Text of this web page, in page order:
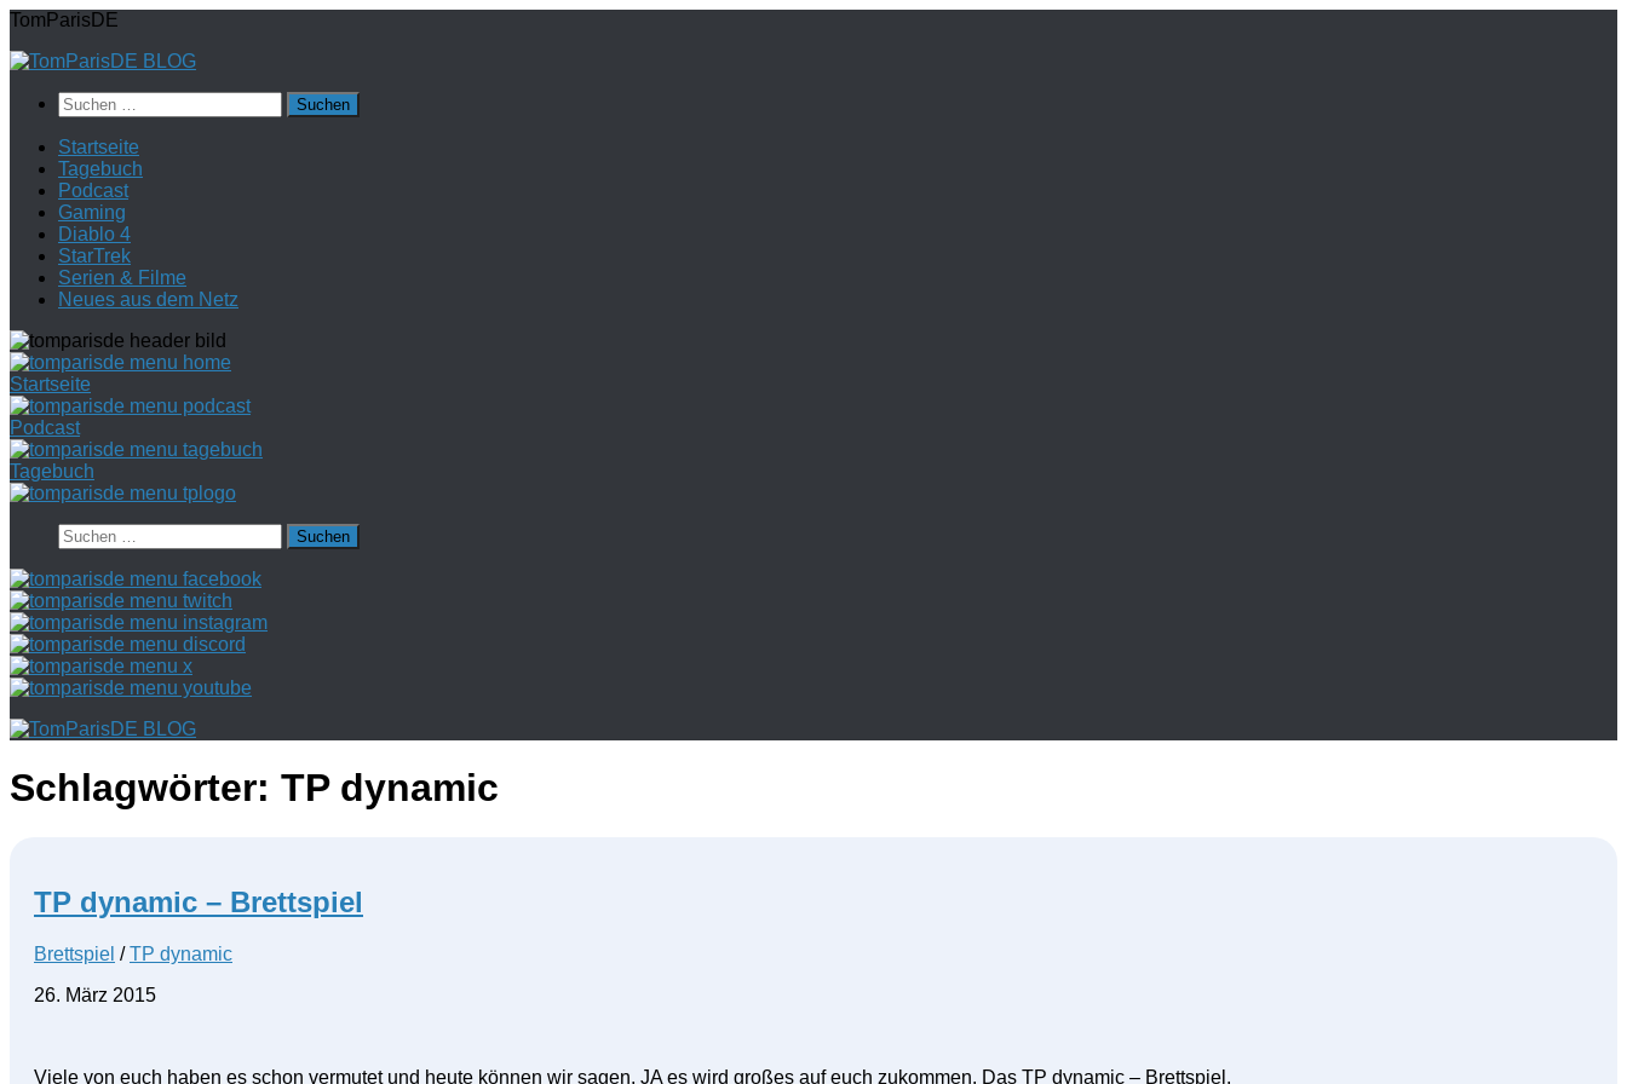
Zum
springen
TomParisDE
Suchen
nach:
Startseite
Tagebuch
Podcast
Gaming
Diablo 4
StarTrek
Serien & Filme
Neues aus dem Netz
Startseite
Podcast
Tagebuch
Suchen
nach:
Schlagwörter: TP dynamic
TP dynamic – Brettspiel
Brettspiel /TP dynamic
26. März 2015
Viele von euch haben es schon vermutet und heute können wir sagen, JA es wird großes auf euch zukommen. Das TP dynamic – Brettspiel.